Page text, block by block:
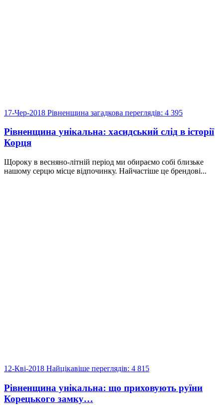
17-Чер-2018 Рівненщина загадкова переглядів: 4 395
Рівненщина унікальна: хасидський слід в історії
Корця
Щороку в весняно-літній період ми обираємо собі близьке
нашому серцю місце відпочинку. Найчастіше це брендові...
12-Кві-2018 Найцікавіше переглядів: 4 815
Рівненщина унікальна: що приховують руїни
Корецького замку…